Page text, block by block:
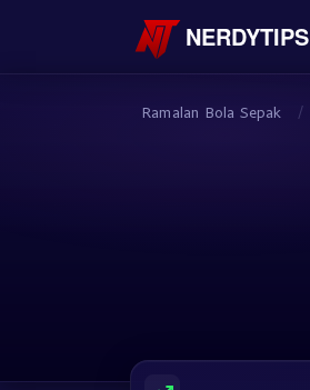
NERDYTIPS
Ramalan Bola Sepak /